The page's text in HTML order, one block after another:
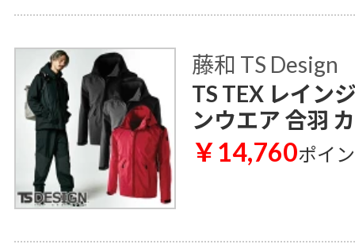
藤和 TS Design
TS TEX レイン
ンウエア 合羽
￥14,760ポイ